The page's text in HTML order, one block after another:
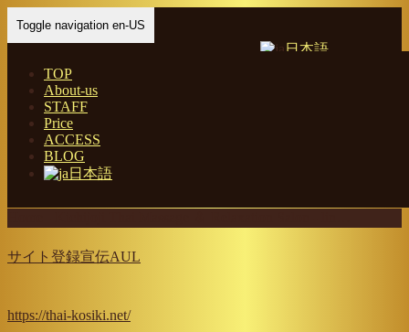
日本語
Toggle navigation en-US
TOP
About-us
STAFF
Price
ACCESS
BLOG
日本語
link
thairung
2020年10月29日
Kichijoji Thai Massage ＆ Relaxation Salon
サイト登録宣伝AUL
https://thai-kosiki.net/